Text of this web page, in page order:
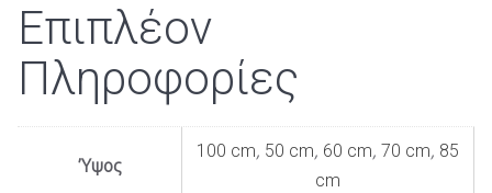
Επιπλέον
Πληροφορίες
Ύψος
100 cm, 50 cm, 60 cm, 70 cm, 85
cm